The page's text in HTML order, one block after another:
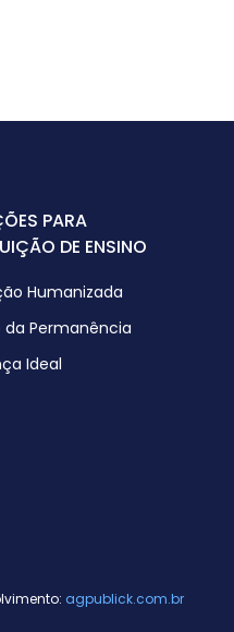
PARA
DE ENSINO
Humanizada
da Permanência
Ideal
agpublick.com.br